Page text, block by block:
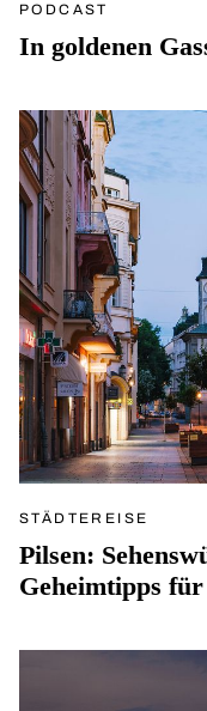
PODCAST
In goldenen
STÄDTEREISE
Pilsen:
Geheimtipps